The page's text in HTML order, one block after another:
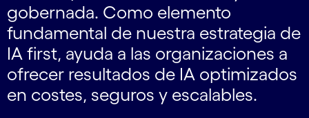
gobernada. Como elemento
fundamental de nuestra estrategia de
IA first, ayuda a las organizaciones a
ofrecer resultados de IA optimizados
en costes, seguros y escalables.